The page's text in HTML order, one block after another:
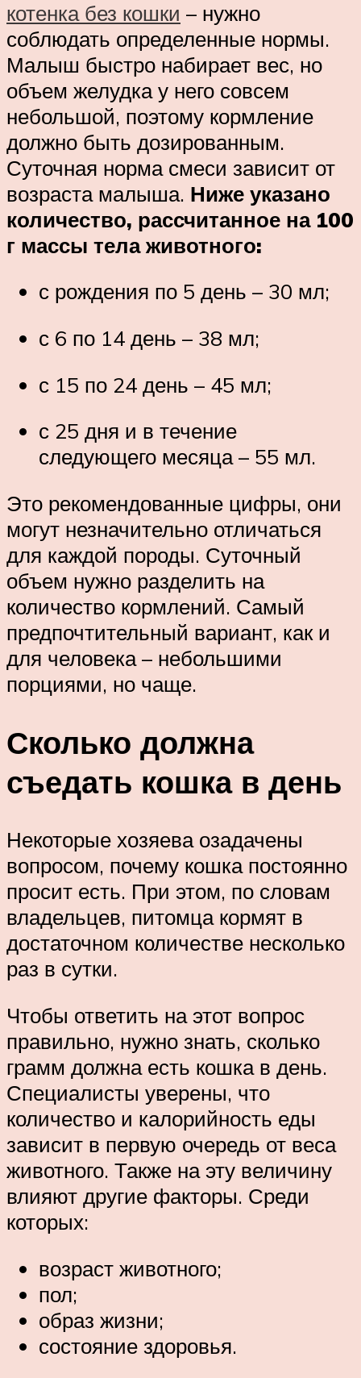
котенка без кошки – нужно
соблюдать определенные нормы.
Малыш быстро набирает вес, но
объем желудка у него совсем
небольшой, поэтому кормление
должно быть дозированным.
Суточная норма смеси зависит от
возраста малыша. Ниже указано
количество, рассчитанное на 100
г массы тела животного:
с рождения по 5 день – 30 мл;
с 6 по 14 день – 38 мл;
с 15 по 24 день – 45 мл;
с 25 дня и в течение
следующего месяца – 55 мл.
Это рекомендованные цифры, они
могут незначительно отличаться
для каждой породы. Суточный
объем нужно разделить на
количество кормлений. Самый
предпочтительный вариант, как и
для человека – небольшими
порциями, но чаще.
Сколько должна
съедать кошка в день
Некоторые хозяева озадачены
вопросом, почему кошка постоянно
просит есть. При этом, по словам
владельцев, питомца кормят в
достаточном количестве несколько
раз в сутки.
Чтобы ответить на этот вопрос
правильно, нужно знать, сколько
грамм должна есть кошка в день.
Специалисты уверены, что
количество и калорийность еды
зависит в первую очередь от веса
животного. Также на эту величину
влияют другие факторы. Среди
которых:
возраст животного;
пол;
образ жизни;
состояние здоровья.